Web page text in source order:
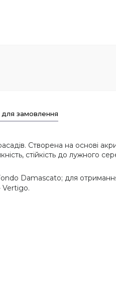
для замовлення
Створена на основі
стійкість до лужного
Damascato; для
Vertigo.